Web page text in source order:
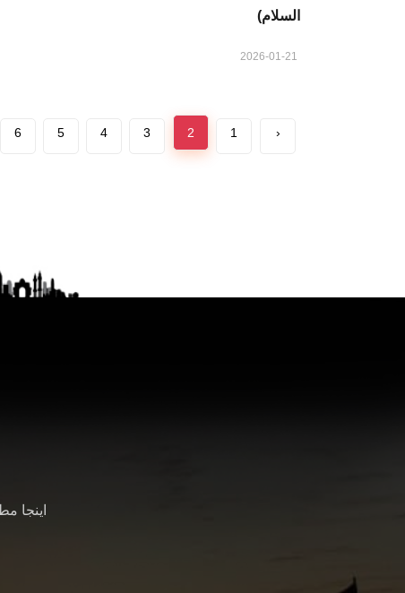
السلام)
‹
1
2
3
4
5
6
اینجا